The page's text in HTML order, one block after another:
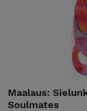
painting on canvas. A
are dancing in a
when life (and work)
was part of the Work
in Helsinki during the
of Authenticity and
Please email
Maalaus:
Soulmates